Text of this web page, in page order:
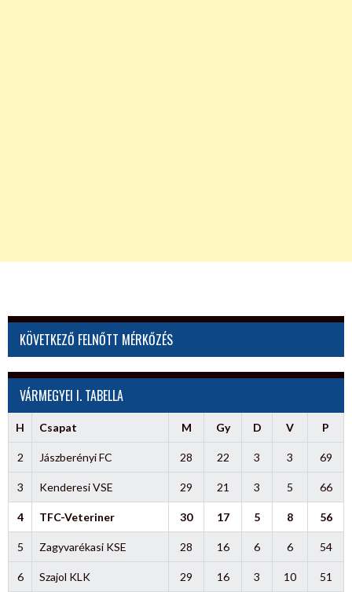
KÖVETKEZŐ FELNŐTT MÉRKŐZÉS
VÁRMEGYEI I. TABELLA
H Csapat M Gy D V P
2 Jászberényi FC 28 22 3 3 69
3 Kenderesi VSE 29 21 3 5 66
4 TFC-Veteriner 30 17 5 8 56
5 Zagyvarékasi KSE 28 16 6 6 54
6 Szajol KLK 29 16 3 10 51